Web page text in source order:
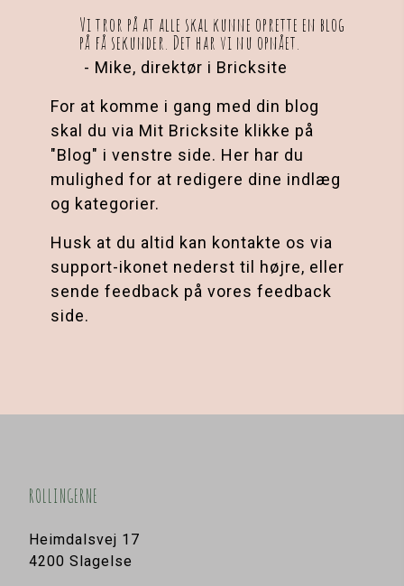
Vi tror på at alle skal kunne oprette en blog
på få sekunder. Det har vi nu opnået.
- Mike, direktør i Bricksite
For at komme i gang med din blog
skal du via Mit Bricksite klikke på
"Blog" i venstre side. Her har du
mulighed for at redigere dine indlæg
og kategorier.
Husk at du altid kan kontakte os via
support-ikonet nederst til højre, eller
sende feedback på vores feedback
side.
ROLLINGERNE
Heimdalsvej 17
4200 Slagelse